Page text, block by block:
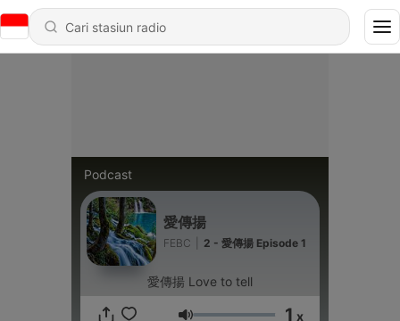
Podcast
愛傳揚
FEBC 2 - 愛傳揚 Episode 1
愛傳揚 Love to tell
1 x